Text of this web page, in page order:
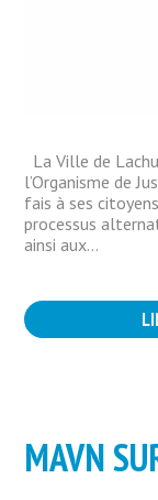
La Ville de
l’Organisme de
fais à ses
processus
ainsi aux...
MAVN